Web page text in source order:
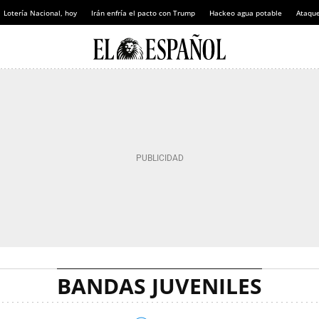
Lotería Nacional, hoy Irán enfría el pacto con Trump Hackeo agua potable
BANDAS JUVENILES